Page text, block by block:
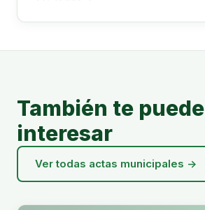
También te puede
interesar
Ver todas actas municipales →